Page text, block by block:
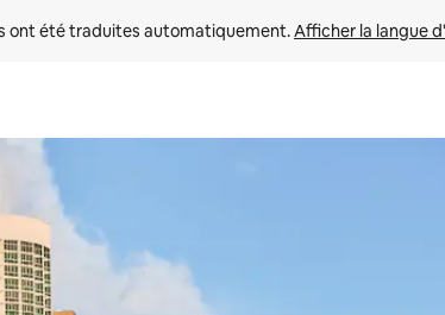
ont été traduites automatiquement. Afficher la langue